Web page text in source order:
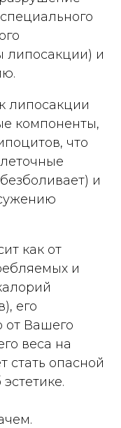
липосакции) и
липосакции
компоненты,
что
и
как от
и
его
от Вашего
веса на
стать опасной